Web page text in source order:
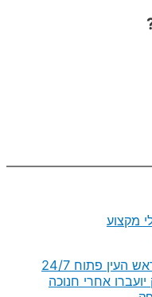
מקצוע
פתוח 24/7